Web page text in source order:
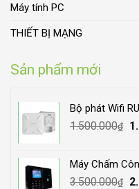
Máy tính PC
THIẾT BỊ MẠNG
Sản phẩm mới
Bộ phát Wifi
1.500.000₫
Máy Chấm
3.500.000₫